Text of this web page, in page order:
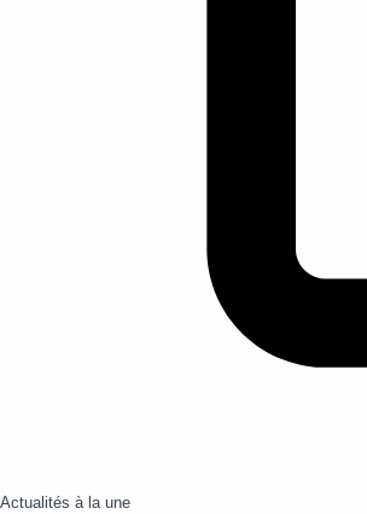
Actualités à la une